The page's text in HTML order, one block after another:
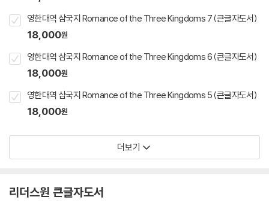
영한대역 삼국지 Romance of the Three Kingdoms 7 (큰글자도서)
18,000원
영한대역 삼국지 Romance of the Three Kingdoms 6 (큰글자도서)
18,000원
영한대역 삼국지 Romance of the Three Kingdoms 5 (큰글자도서)
18,000원
더보기
리더스원 큰글자도서